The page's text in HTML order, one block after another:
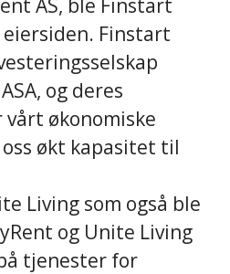
AS, ble Finstart
eiersiden. Finstart
og deres
økonomiske
økt kapasitet til
Living som også ble
og Unite Living
tjenester for